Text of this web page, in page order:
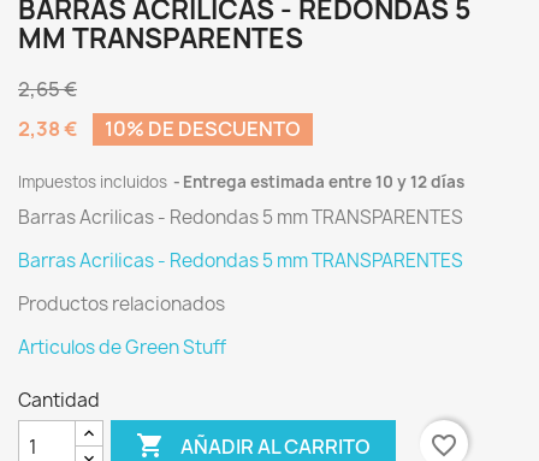
BARRAS ACRILICAS - REDONDAS 5
MM TRANSPARENTES
2,65 €
2,38 €
10% DE DESCUENTO
Impuestos incluidos Entrega estimada entre 10 y 12 días
Barras Acrilicas - Redondas 5 mm TRANSPARENTES
Barras Acrilicas - Redondas 5 mm TRANSPARENTES
Productos relacionados
Articulos de Green Stuff
Cantidad
 AÑADIR AL CARRITO favorite_border